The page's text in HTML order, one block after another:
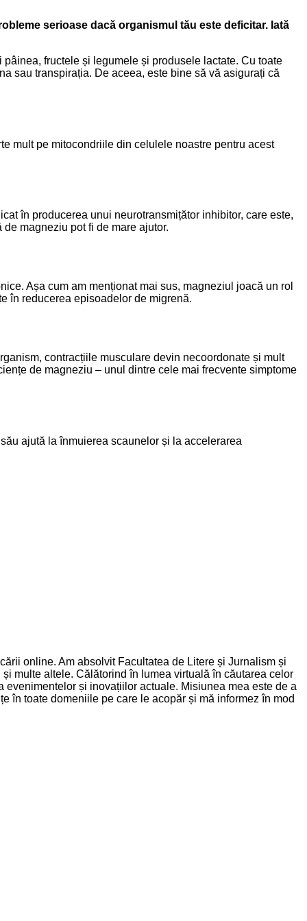
serioase dacă organismul tău este deficitar. Iată
fructele și legumele și produsele lactate. Cu toate
sau transpirația. De aceea, este bine să vă asigurați că
mult pe mitocondriile din celulele noastre pentru acest
în producerea unui neurotransmițător inhibitor, care este,
magneziu pot fi de mare ajutor.
Așa cum am menționat mai sus, magneziul joacă un rol
în reducerea episoadelor de migrenă.
contracțiile musculare devin necoordonate și mult
de magneziu – unul dintre cele mai frecvente simptome
ajută la înmuierea scaunelor și la accelerarea
online. Am absolvit Facultatea de Litere și Jurnalism și
multe altele. Călătorind în lumea virtuală în căutarea celor
și inovațiilor actuale. Misiunea mea este de a
în toate domeniile pe care le acopăr și mă informez în mod